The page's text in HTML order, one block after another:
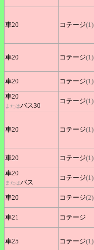
車20 コテージ(1)
車20 コテージ(1)
車20 コテージ(1)
車20
またはバス30
コテージ(1)
車20 コテージ(1)
車20 コテージ(1)
車20
またはバス
コテージ(1)
車20
コテージ(2)
車21
コテージ
車25 コテージ(1)